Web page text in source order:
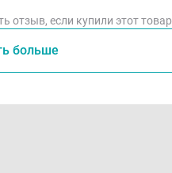
отзыв, если купили этот товар
больше